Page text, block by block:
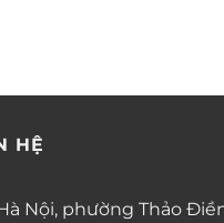
HỆ
Nội, phường Thảo